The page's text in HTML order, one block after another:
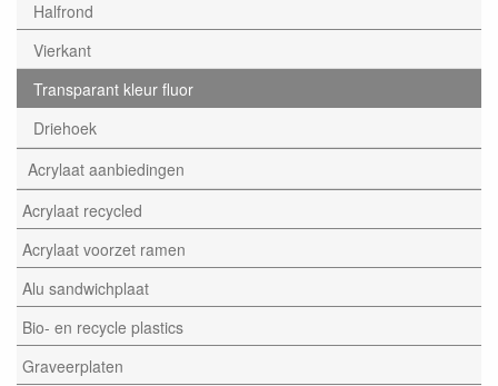
Halfrond
Vierkant
Transparant kleur fluor
Driehoek
Acrylaat aanbiedingen
Acrylaat recycled
Acrylaat voorzet ramen
Alu sandwichplaat
Bio- en recycle plastics
Graveerplaten